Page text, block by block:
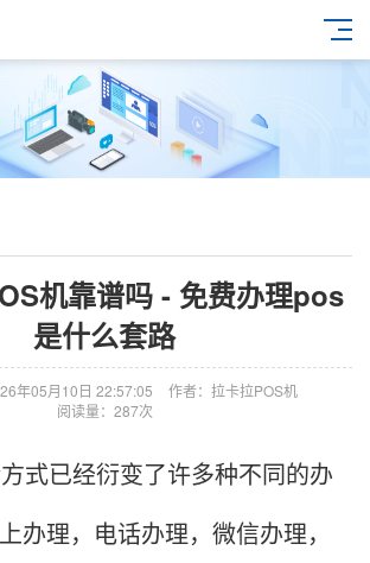
机靠谱吗 - 免费办理pos
是什么套路
年05月10日 22:57:05
作者：拉卡拉POS机
阅读量：287次
式已经衍变了许多种不同的办
办理，电话办理，微信办理，